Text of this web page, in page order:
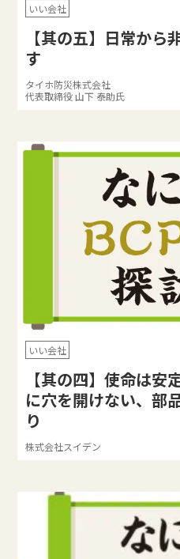
いい会社
【其の五】日常から
す
タイホ防災株式会社
代表取締役 山下 泰助氏
いい会社
【其の四】使命は
に穴を開けない、部
り
株式会社スイデン